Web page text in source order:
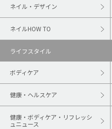
ネイル・デザイン
ネイルHOW TO
ライフスタイル
ボディケア
健康・ヘルスケア
健康・ボディケア・リフレッシ
ュニュース